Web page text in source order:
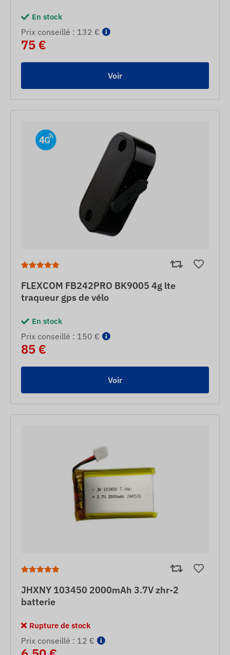
En stock
Prix ​​conseillé : 132 €
75 €
Voir
FLEXCOM FB242PRO BK9005 4g lte
traqueur gps de vélo
En stock
Prix ​​conseillé : 150 €
85 €
Voir
JHXNY 103450 2000mAh 3.7V zhr-2
batterie
Rupture de stock
Prix ​​conseillé : 12 €